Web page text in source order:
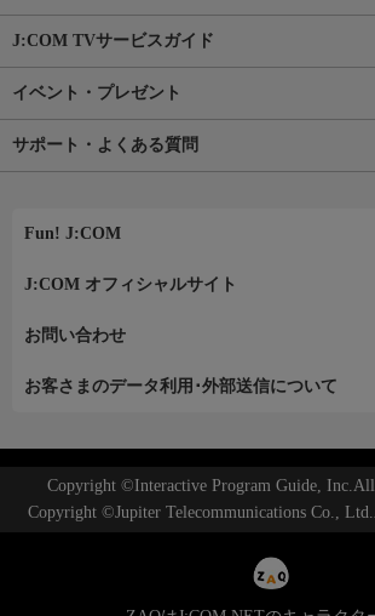
J:COM TVサービスガイド
イベント・プレゼント
サポート・よくある質問
Fun! J:COM
J:COM オフィシャルサイト
お問い合わせ
お客さまのデータ利用･外部送信について
Copyright ©Interactive Program Guide, Inc.All
Copyright ©Jupiter Telecommunications Co.,